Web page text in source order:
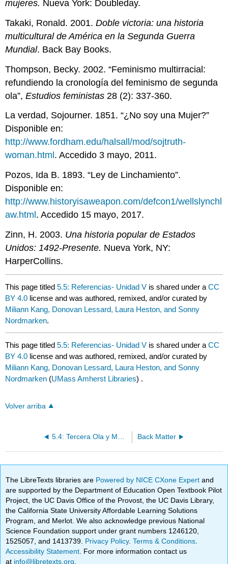
mujeres. Nueva York: Doubleday.
Takaki, Ronald. 2001.Doble victoria: una historia
multicultural de América en la Segunda Guerra
Mundial. Back Bay Books.
Thompson, Becky. 2002. “Feminismo multirracial:
refundiendo la cronología del feminismo de segunda
ola”,Estudios feministas 28 (2): 337-360.
La verdad, Sojourner. 1851. “¿No soy una Mujer?”
Disponible en:
http://www.fordham.edu/halsall/mod/sojtruth-
woman.html . Accedido 3 mayo, 2011.
Pozos, Ida B. 1893. “Ley de Linchamiento”.
Disponible en:
http://www.historyisaweapon.com/defcon1/wellslynchl
aw.html . Accedido 15 mayo, 2017.
Zinn, H. 2003. Una historia popular de Estados
Unidos: 1492-Presente. Nueva York, NY:
HarperCollins.
This page titled5.5: Referencias- Unidad V is shared under aCC
BY 4.0 license and was authored, remixed, and/or curated by
Miliann Kang, Donovan Lessard, Laura Heston, and Sonny
Nordmarken.
This page titled5.5: Referencias- Unidad V is shared under aCC
BY 4.0 license and was authored, remixed, and/or curated by
Miliann Kang, Donovan Lessard, Laura Heston, and Sonny
Nordmarken (UMass Amherst Libraries) .
Volver arriba
5.4: Tercera Ola y Movimientos Feministas Queer Back Matter
The LibreTexts libraries are Powered by NICE CXone Expertand
are supported by the Department of Education Open Textbook Pilot
Project, the UC Davis Office of the Provost, the UC Davis Library,
the California State University Affordable Learning Solutions
Program, and Merlot. We also acknowledge previous National
Science Foundation support under grant numbers 1246120,
1525057, and 1413739. Privacy Policy.Terms & Conditions
Accessibility Statement . For more information contact us
at info@libretexts.org